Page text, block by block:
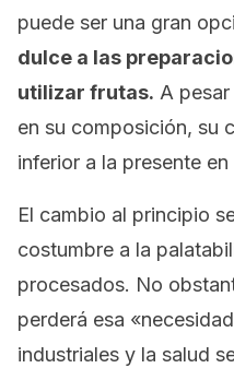
puede ser una gran
dulce a las
utilizar frutas. A
en su composición, su
inferior a la presente
El cambio al principio
costumbre a la
procesados. No
perderá esa
industriales y la salud